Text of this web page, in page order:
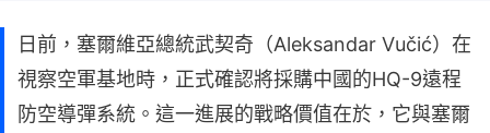
日前，塞爾維亞總統武契奇（Aleksandar Vučić）在
視察空軍基地時，正式確認將採購中國的HQ-9遠程
防空導彈系統。這一進展的戰略價值在於，它與塞爾